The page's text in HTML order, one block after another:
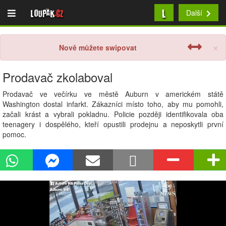
Loupak.cz L Další
×
Nově můžete swipovat
Prodavač zkolaboval
Prodavač ve večírku ve městě Auburn v americkém státě
Washington dostal infarkt. Zákazníci místo toho, aby mu pomohli,
začali krást a vybrali pokladnu. Policie později identifikovala oba
teenagery i dospělého, kteří opustili prodejnu a neposkytli první
pomoc.